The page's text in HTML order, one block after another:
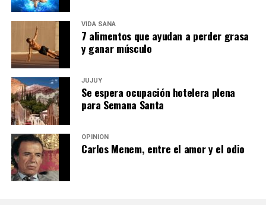
VIDA SANA
7 alimentos que ayudan a perder grasa
y ganar músculo
JUJUY
Se espera ocupación hotelera plena
para Semana Santa
OPINIÓN
Carlos Menem, entre el amor y el odio